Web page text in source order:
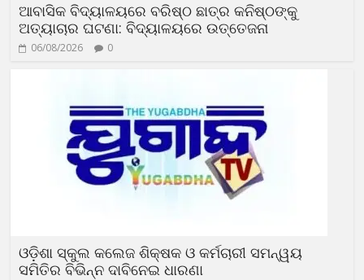
ଆବାସିକ ବିଦ୍ୟାଳୟରେ ବରିଷ୍ଠ ଛାତ୍ର କନିଷ୍ଠଙ୍କୁ
ଅତ୍ୟାଚାର ଘଟଣା: ବିଦ୍ୟାଳୟରେ ଉତ୍ତେଜନା
06/08/2026 0
ଓଡ଼ିଶା ସ୍କୁଲ କଲେଜ ଶିକ୍ଷକ ଓ କର୍ମଚାରୀ ସମନ୍ୱୟ
ସମିତିର ବିଭିନ୍ନ ଦାବିନେଇ ଧାରଣା